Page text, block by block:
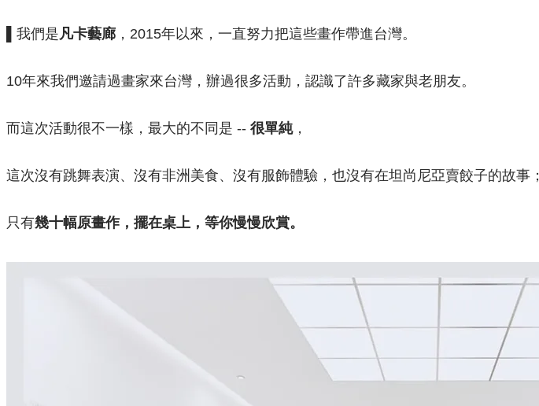
▌我們是 凡卡藝廊 ，2015年以來，一直努力把這些畫作帶進台灣。
10年來我們邀請過畫家來台灣，辦過很多活動，認識了許多藏家與老朋友。
而這次活動很不一樣，最大的不同是 -- 很單純，
這次沒有跳舞表演、沒有非洲美食、沒有服飾體驗，也沒有在坦尚尼亞賣餃子的故事；
只有幾十幅原畫作，擺在桌上，等你慢慢欣賞。